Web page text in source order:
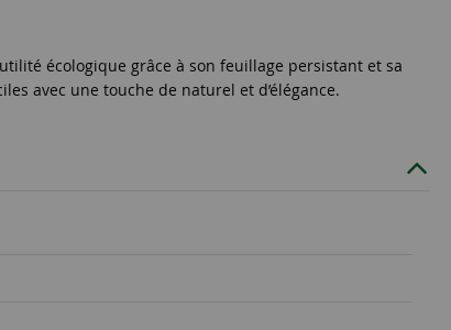
écologique grâce à son feuillage persistant et sa
avec une touche de naturel et d’élégance.